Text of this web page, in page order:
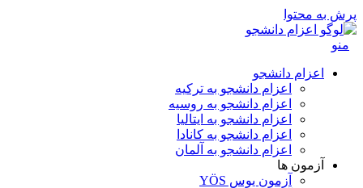
پرش به محتوا
منو
اعزام دانشجو
اعزام دانشجو به ترکیه
اعزام دانشجو به روسیه
اعزام دانشجو به ایتالیا
اعزام دانشجو به کانادا
اعزام دانشجو به آلمان
آزمون ها
آزمون یوس YÖS